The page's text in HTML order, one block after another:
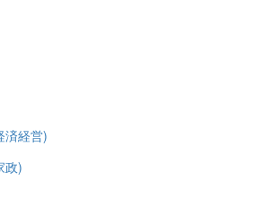
済経営)
政)